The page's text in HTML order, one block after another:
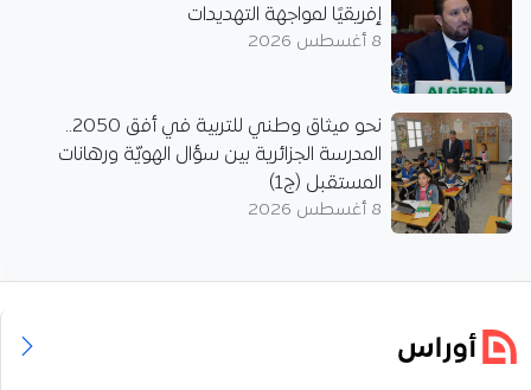
إفريقيًا لمواجهة التهديدات
8 أغسطس 2026
نحو ميثاق وطني للتربية في أفق 2050..
المدرسة الجزائرية بين سؤال الهويّة ورهانات
المستقبل (ج1)
8 أغسطس 2026